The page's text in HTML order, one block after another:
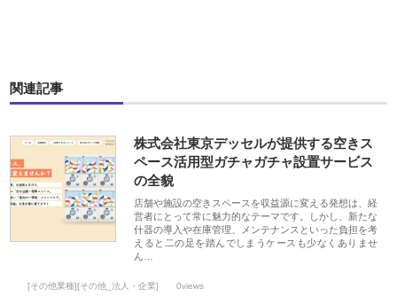
関連記事
株式会社東京デッセルが提供する空きス
ペース活用型ガチャガチャ設置サービス
の全貌
店舗や施設の空きスペースを収益源に変える発想は、経
営者にとって常に魅力的なテーマです。しかし、新たな
什器の導入や在庫管理、メンテナンスといった負担を考
えると二の足を踏んでしまうケースも少なくありませ
ん…
[その他業種][その他_法人・企業] 0views